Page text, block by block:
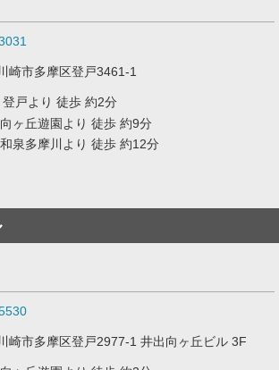
崎市多摩区登戸3461-1
戸より 徒歩 約2分
ヶ丘遊園より 徒歩 約9分
泉多摩川より 徒歩 約12分
崎市多摩区登戸2977-1 井出向ヶ丘ビル 3F